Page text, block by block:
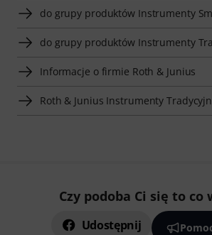
do grupy produktów Instrumenty
do grupy produktów Instrumenty
Informacje o firmie Roth & Junius
Roth & Junius Instrumenty
Czy podoba Ci się to co
Udostępnij